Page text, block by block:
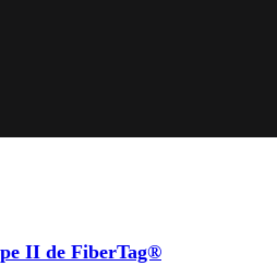
II de FiberTag®